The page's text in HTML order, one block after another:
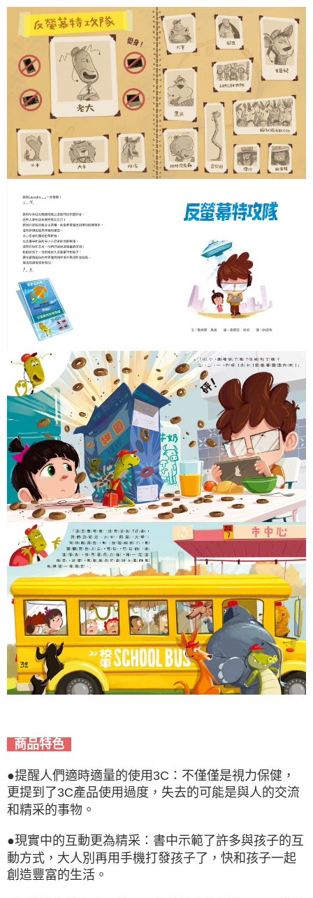
商品特色
●提醒人們適時適量的使用3C：不僅僅是視力保健，
更提到了3C產品使用過度，失去的可能是與人的交流
和精采的事物。
●現實中的互動更為精采：書中示範了許多與孩子的互
動方式，大人別再用手機打發孩子了，快和孩子一起
創造豐富的生活。